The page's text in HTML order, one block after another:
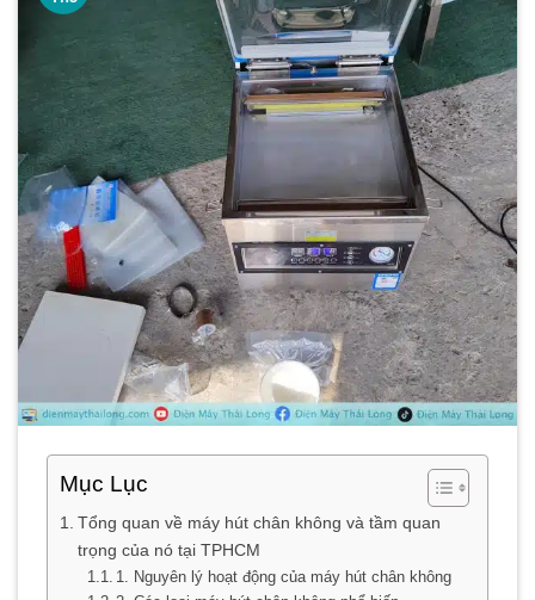
Mục Lục
Tổng quan về máy hút chân không và tầm quan
trọng của nó tại TPHCM
1. Nguyên lý hoạt động của máy hút chân không